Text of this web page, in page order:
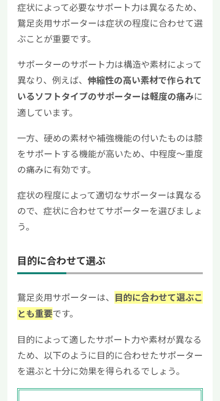
症状によって必要なサポート力は異なるため、
鵞足炎用サポーターは症状の程度に合わせて選
ぶことが重要です。
サポーターのサポート力は構造や素材によって
異なり、例えば、 伸縮性の高い素材で作られて
いるソフトタイプのサポーターは軽度の痛みに
適しています。
一方、硬めの素材や補強機能の付いたものは膝
をサポートする機能が高いため、中程度〜重度
の痛みに有効です。
症状の程度によって適切なサポーターは異なる
ので、症状に合わせてサポーターを選びましょ
う。
目的に合わせて選ぶ
鵞足炎用サポーターは、 目的に合わせて選ぶこ
とも重要です。
目的によって適したサポート力や素材が異なる
ため、以下のように目的に合わせたサポーター
を選ぶと十分に効果を得られるでしょう。